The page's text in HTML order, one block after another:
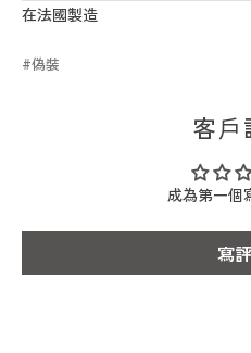
在法國製造
偽裝
客戶
成為第一個
寫